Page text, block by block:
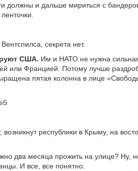
должны и дальше мириться с
секрета нет.
США. Им и НАТО не нужна
или Францией. Потому лучше
пятая колонна в лице
республики в Крыму, на
два месяца прожить на улице? Ну,
И все, все понятно.